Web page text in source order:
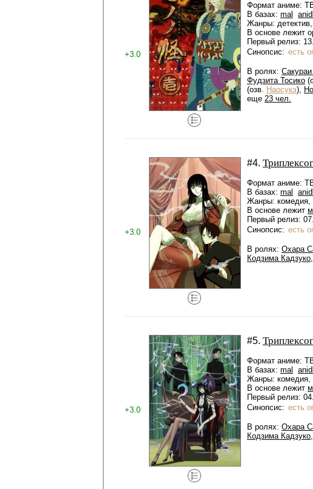
+3.0
Формат аниме:
В базах: mal
Жанры:
В основе лежит
Первый релиз:
Синопсис: есть
В ролях:
Фудзита Тосико
(озв. Наосукэ),
еще 23 чел.
+3.0
#4.
Формат аниме:
В базах: mal
Жанры: комедия,
В основе лежит
Первый релиз:
Синопсис: есть
В ролях: Охара
Кодзима Кадзуко,
+3.0
#5.
Формат аниме:
В базах: mal
Жанры: комедия,
В основе лежит
Первый релиз:
Синопсис: есть
В ролях: Охара
Кодзима Кадзуко,